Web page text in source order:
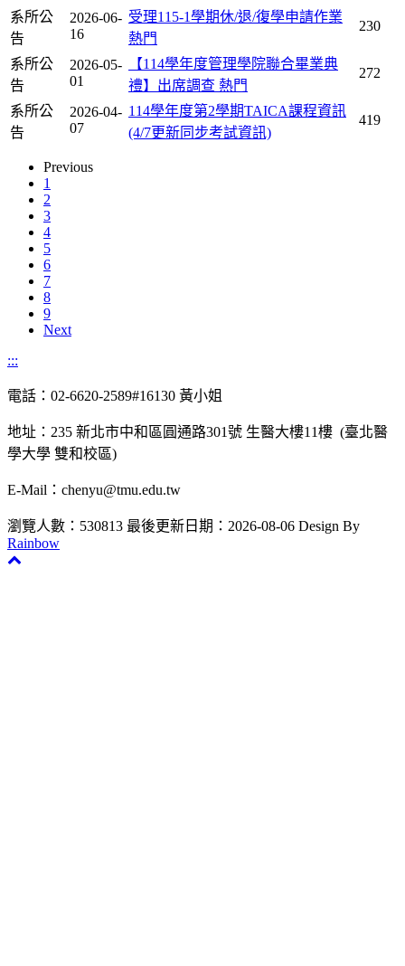
系所公
告
2026-06-
16
受理115-1學期休/退/復學申請作業
熱門
230
系所公
告
2026-05-
01
【114學年度管理學院聯合畢業典
禮】出席調查 熱門
272
系所公
告
2026-04-
07
114學年度第2學期TAICA課程資訊
(4/7更新同步考試資訊)
419
Previous
1
2
3
4
5
6
7
8
9
Next
:::
電話：02-6620-2589#16130 黃小姐
地址：235 新北市中和區圓通路301號 生醫大樓11樓 (臺北醫
學大學 雙和校區)
E-Mail：chenyu@tmu.edu.tw
瀏覽人數：530813 最後更新日期：2026-08-06 Design By
Rainbow